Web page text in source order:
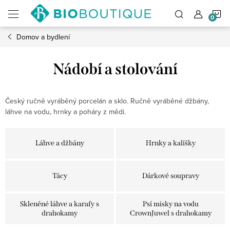
obsah
Domov a bydlení
Nádobí a stolování
Český ručně vyráběný porcelán a sklo. Ručně vyráběné džbány,
láhve na vodu, hrnky a poháry z mědi.
Láhve a džbány Hrnky a kalíšky
Tácy Dárkové soupravy
Skleněné láhve a karafy s
drahokamy
Psí misky na vodu
CrownJuwel s drahokamy